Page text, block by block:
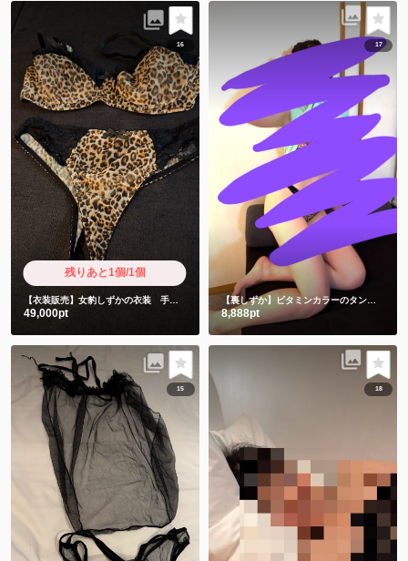
16
残りあと1個/1個
【衣装販売】女豹しずかの衣装 手書きお手紙と限定ショート動画付き
49,000pt
17
【裏しずか】ビタミンカラーのタンクトップの下には女豹🐆🫣
8,888pt
15 18